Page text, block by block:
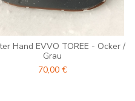
Hand EVVO TOREE - Ocker /
Grau
70,00 €